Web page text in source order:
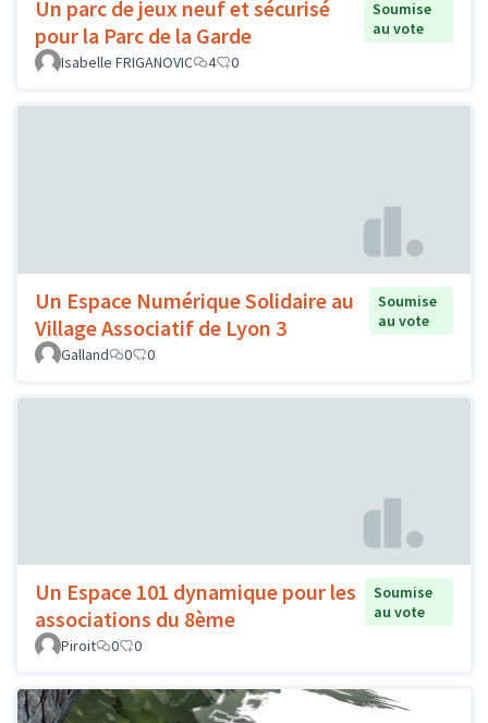
Un parc de jeux neuf et sécurisé
pour la Parc de la Garde
Soumise
au vote
Isabelle FRIGANOVIC
4 0
Un Espace Numérique Solidaire au
Village Associatif de Lyon 3
Soumise
au vote
Galland
0 0
Un Espace 101 dynamique pour les
associations du 8ème
Soumise
au vote
Piroit
0 0